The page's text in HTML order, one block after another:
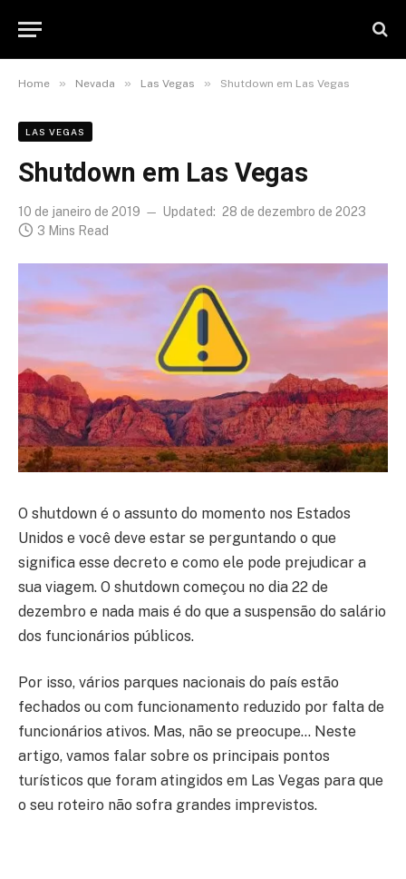
Home » Nevada » Las Vegas » Shutdown em Las Vegas
LAS VEGAS
Shutdown em Las Vegas
10 de janeiro de 2019 Updated: 28 de dezembro de 2023
3 Mins Read
O shutdown é o assunto do momento nos Estados
Unidos e você deve estar se perguntando o que
significa esse decreto e como ele pode prejudicar a
sua viagem. O shutdown começou no dia 22 de
dezembro e nada mais é do que a suspensão do salário
dos funcionários públicos.
Por isso, vários parques nacionais do país estão
fechados ou com funcionamento reduzido por falta de
funcionários ativos. Mas, não se preocupe… Neste
artigo, vamos falar sobre os principais pontos
turísticos que foram atingidos em Las Vegas para que
o seu roteiro não sofra grandes imprevistos.